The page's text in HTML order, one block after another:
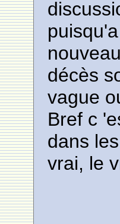
décès
vague
Bref c
dans
vrai, le